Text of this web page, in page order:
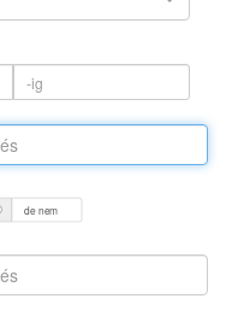
de nem